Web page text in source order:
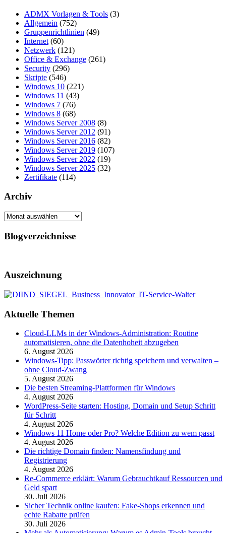
ADMX Vorlagen & Tools (3)
Allgemein (752)
Gruppenrichtlinien (49)
Internet (60)
Netzwerk (121)
Office & Exchange (261)
Security (296)
Skripte (546)
Windows 10 (221)
Windows 11 (43)
Windows 7 (76)
Windows 8 (68)
Windows Server 2008 (8)
Windows Server 2012 (91)
Windows Server 2016 (82)
Windows Server 2019 (107)
Windows Server 2022 (19)
Windows Server 2025 (32)
Zertifikate (114)
Archiv
Archiv
Blogverzeichnisse
Auszeichnung
Aktuelle Themen
Cloud-LLMs in der Windows-Administration: Routine
automatisieren, ohne die Datenhoheit abzugeben
6. August 2026
Windows-Tipp: Passwörter richtig speichern und verwalten –
ohne Cloud-Zwang
5. August 2026
Die besten Streaming-Plattformen für Windows
4. August 2026
WordPress-Seite starten: Hosting, Domain und Setup Schritt
für Schritt
4. August 2026
Windows 11 Home oder Pro? Welche Edition zu wem passt
4. August 2026
Die richtige Domain finden: Namensfindung und
Registrierung
4. August 2026
Re-Commerce erklärt: Warum Gebrauchtkauf Ressourcen und
Geld spart
30. Juli 2026
Sicher Technik online kaufen: Fake-Shops erkennen und
echte Rabatte prüfen
30. Juli 2026